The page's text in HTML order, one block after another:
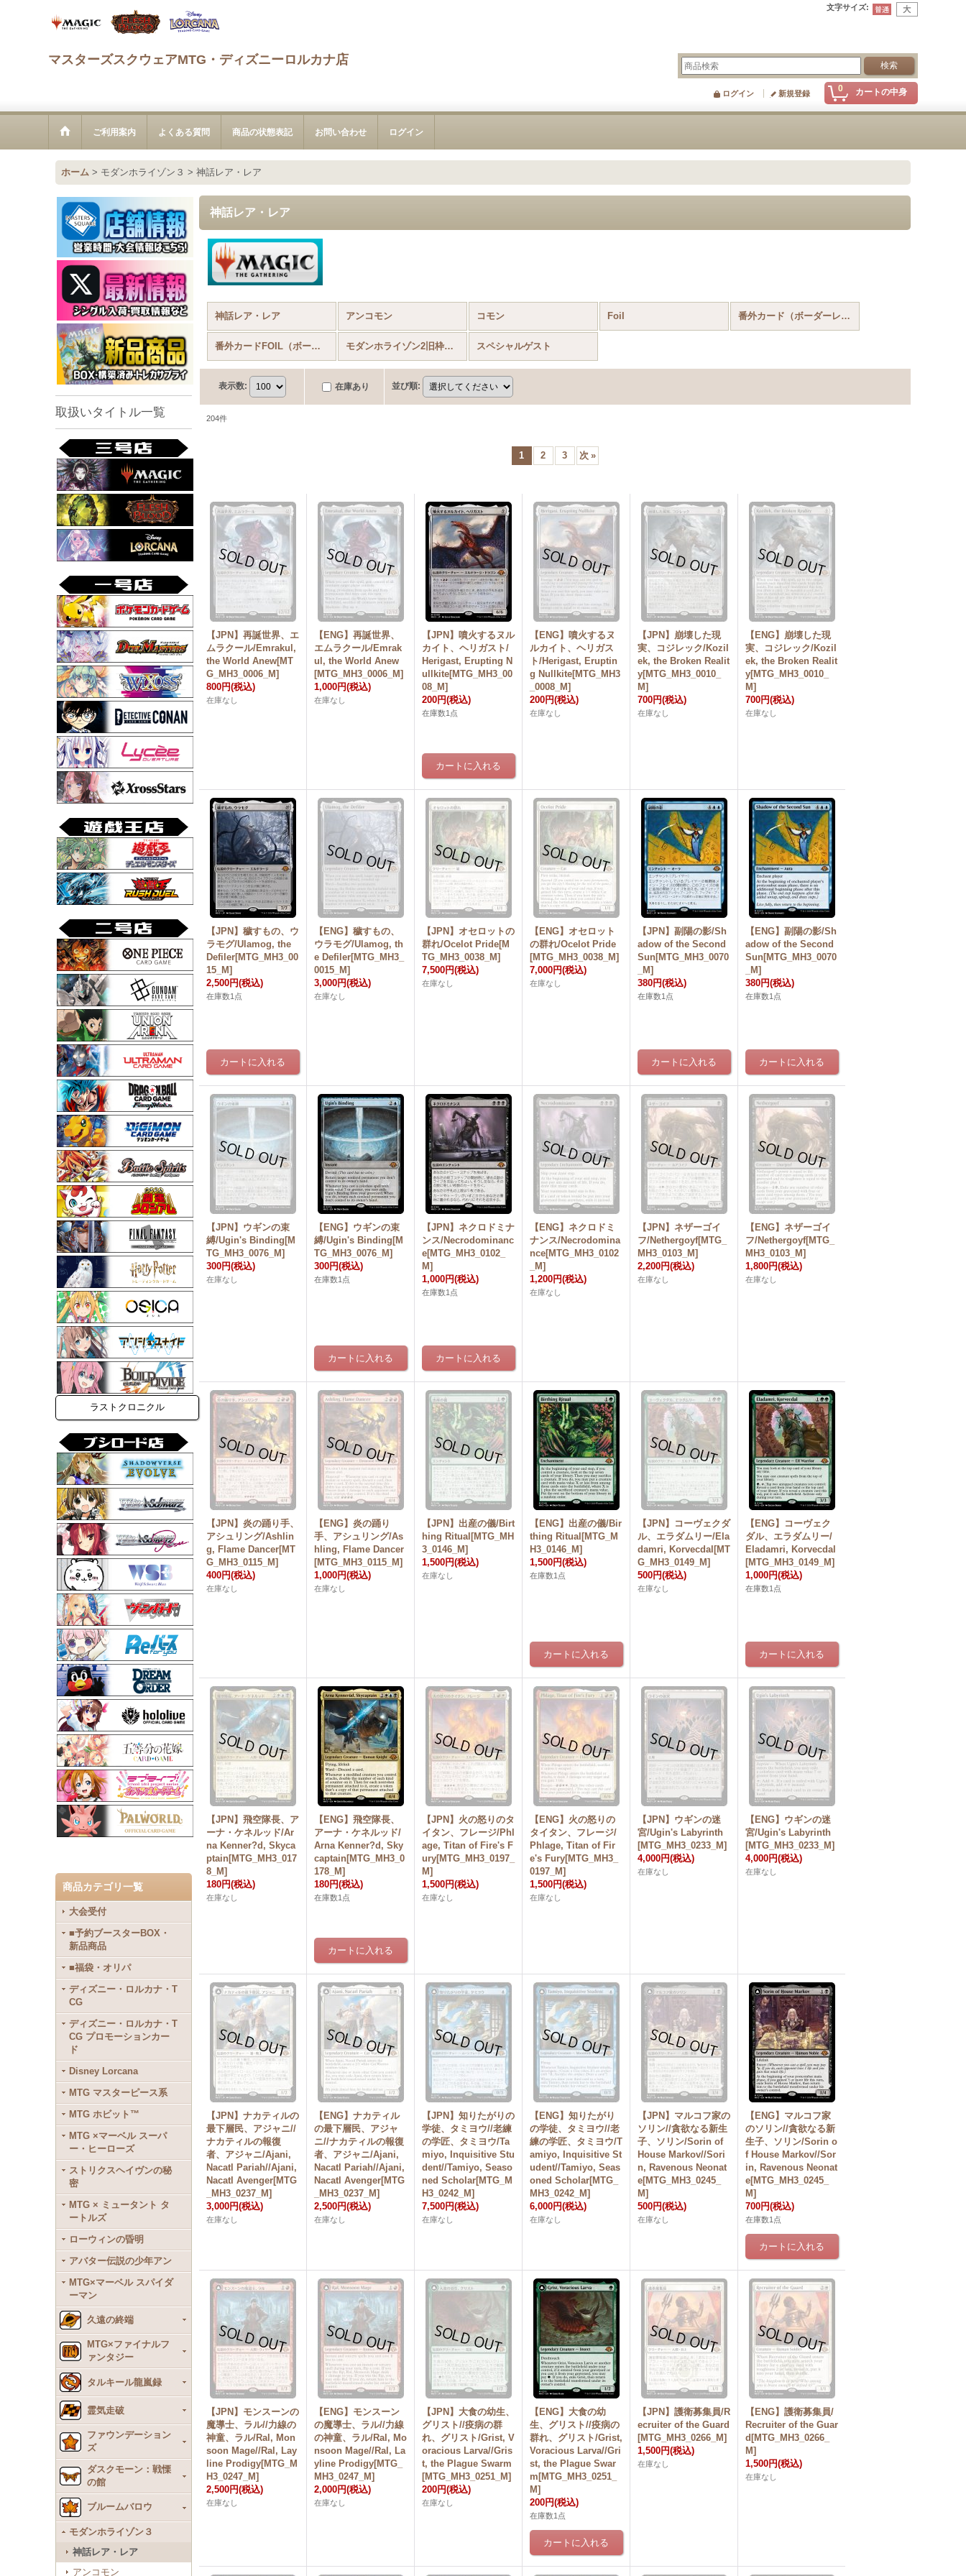
文字サイズ:
マスターズスクウェアMTG・ディズニーロルカナ店
0 カートの中身
ログイン 新規登録
ご利用案内 よくある質問 商品の状態表記 お問い合わせ ログイン
ホーム > モダンホライゾン３ > 神話レア・レア
取扱いタイトル一覧
ラストクロニクル
商品カテゴリ一覧
大会受付
■予約ブースターBOX・
新品商品
■福袋・オリパ
ディズニー・ロルカナ・T
CG
ディズニー・ロルカナ・T
CG プロモーションカー
ド
Disney Lorcana
MTG マスターピース系
MTG ホビット™
MTG ×マーベル スーパ
ー・ヒーローズ
ストリクスヘイヴンの秘
密
MTG × ミュータント タ
ートルズ
ローウィンの昏明
アバター伝説の少年アン
MTG×マーベル スパイダ
ーマン
久遠の終端
MTG×ファイナルフ
ァンタジー
タルキール龍嵐録
霊気走破
ファウンデーション
ズ
ダスクモーン：戦慄
の館
ブルームバロウ
モダンホライゾン３
神話レア・レア
アンコモン
神話レア・レア
神話レア・レア アンコモン コモン Foil 番外カード（ボーダーレス等）
番外カードFOIL（ボーダーレス等） モダンホライゾン2旧枠再録 スペシャルゲスト
表示数: 在庫あり 並び順:
204件
1 2 3 次 »
【JPN】再誕世界、エ
ムラクール/Emrakul,
the World Anew[MT
G_MH3_0006_M]
800円(税込)
在庫なし
【ENG】再誕世界、
エムラクール/Emrak
ul, the World Anew
[MTG_MH3_0006_M]
1,000円(税込)
在庫なし
【JPN】噴火するヌル
カイト、ヘリガスト/
Herigast, Erupting N
ullkite[MTG_MH3_00
08_M]
200円(税込)
在庫数1点
【ENG】噴火するヌ
ルカイト、ヘリガス
ト/Herigast, Eruptin
g Nullkite[MTG_MH3
_0008_M]
200円(税込)
在庫なし
【JPN】崩壊した現
実、コジレック/Kozil
ek, the Broken Realit
y[MTG_MH3_0010_
M]
700円(税込)
在庫なし
【ENG】崩壊した現
実、コジレック/Kozil
ek, the Broken Realit
y[MTG_MH3_0010_
M]
700円(税込)
在庫なし
【JPN】穢すもの、ウ
ラモグ/Ulamog, the
Defiler[MTG_MH3_00
15_M]
2,500円(税込)
在庫数1点
【ENG】穢すもの、
ウラモグ/Ulamog, th
e Defiler[MTG_MH3_
0015_M]
3,000円(税込)
在庫なし
【JPN】オセロットの
群れ/Ocelot Pride[M
TG_MH3_0038_M]
7,500円(税込)
在庫なし
【ENG】オセロット
の群れ/Ocelot Pride
[MTG_MH3_0038_M]
7,000円(税込)
在庫なし
【JPN】副陽の影/Sh
adow of the Second
Sun[MTG_MH3_0070
_M]
380円(税込)
在庫数1点
【ENG】副陽の影/Sh
adow of the Second
Sun[MTG_MH3_0070
_M]
380円(税込)
在庫数1点
【JPN】ウギンの束
縛/Ugin's Binding[M
TG_MH3_0076_M]
300円(税込)
在庫なし
【ENG】ウギンの束
縛/Ugin's Binding[M
TG_MH3_0076_M]
300円(税込)
在庫数1点
【JPN】ネクロドミナ
ンス/Necrodominanc
e[MTG_MH3_0102_
M]
1,000円(税込)
在庫数1点
【ENG】ネクロドミ
ナンス/Necrodomina
nce[MTG_MH3_0102
_M]
1,200円(税込)
在庫なし
【JPN】ネザーゴイ
フ/Nethergoyf[MTG_
MH3_0103_M]
2,200円(税込)
在庫なし
【ENG】ネザーゴイ
フ/Nethergoyf[MTG_
MH3_0103_M]
1,800円(税込)
在庫なし
【JPN】炎の踊り手、
アシュリング/Ashlin
g, Flame Dancer[MT
G_MH3_0115_M]
400円(税込)
在庫なし
【ENG】炎の踊り
手、アシュリング/As
hling, Flame Dancer
[MTG_MH3_0115_M]
1,000円(税込)
在庫なし
【JPN】出産の儀/Birt
hing Ritual[MTG_MH
3_0146_M]
1,500円(税込)
在庫なし
【ENG】出産の儀/Bir
thing Ritual[MTG_M
H3_0146_M]
1,500円(税込)
在庫数1点
【JPN】コーヴェクダ
ル、エラダムリー/Ela
damri, Korvecdal[MT
G_MH3_0149_M]
500円(税込)
在庫なし
【ENG】コーヴェク
ダル、エラダムリー/
Eladamri, Korvecdal
[MTG_MH3_0149_M]
1,000円(税込)
在庫数1点
【JPN】飛空隊長、ア
ーナ・ケネルッド/Ar
na Kenner?d, Skyca
ptain[MTG_MH3_017
8_M]
180円(税込)
在庫なし
【ENG】飛空隊長、
アーナ・ケネルッド/
Arna Kenner?d, Sky
captain[MTG_MH3_0
178_M]
180円(税込)
在庫数1点
【JPN】火の怒りのタ
イタン、フレージ/Phl
age, Titan of Fire's F
ury[MTG_MH3_0197_
M]
1,500円(税込)
在庫なし
【ENG】火の怒りの
タイタン、フレージ/
Phlage, Titan of Fir
e's Fury[MTG_MH3_
0197_M]
1,500円(税込)
在庫なし
【JPN】ウギンの迷
宮/Ugin's Labyrinth
[MTG_MH3_0233_M]
4,000円(税込)
在庫なし
【ENG】ウギンの迷
宮/Ugin's Labyrinth
[MTG_MH3_0233_M]
4,000円(税込)
在庫なし
【JPN】ナカティルの
最下層民、アジャニ//
ナカティルの報復
者、アジャニ/Ajani,
Nacatl Pariah//Ajani,
Nacatl Avenger[MTG
_MH3_0237_M]
3,000円(税込)
在庫なし
【ENG】ナカティル
の最下層民、アジャ
ニ//ナカティルの報復
者、アジャニ/Ajani,
Nacatl Pariah//Ajani,
Nacatl Avenger[MTG
_MH3_0237_M]
2,500円(税込)
在庫なし
【JPN】知りたがりの
学徒、タミヨウ//老練
の学匠、タミヨウ/Ta
miyo, Inquisitive Stu
dent//Tamiyo, Seaso
ned Scholar[MTG_M
H3_0242_M]
7,500円(税込)
在庫なし
【ENG】知りたがり
の学徒、タミヨウ//老
練の学匠、タミヨウ/T
amiyo, Inquisitive St
udent//Tamiyo, Seas
oned Scholar[MTG_
MH3_0242_M]
6,000円(税込)
在庫なし
【JPN】マルコフ家の
ソリン//貪欲なる新生
子、ソリン/Sorin of
House Markov//Sori
n, Ravenous Neonat
e[MTG_MH3_0245_
M]
500円(税込)
在庫なし
【ENG】マルコフ家
のソリン//貪欲なる新
生子、ソリン/Sorin o
f House Markov//Sor
in, Ravenous Neonat
e[MTG_MH3_0245_
M]
700円(税込)
在庫数1点
【JPN】モンスーンの
魔導士、ラル//力線の
神童、ラル/Ral, Mon
soon Mage//Ral, Lay
line Prodigy[MTG_M
H3_0247_M]
2,500円(税込)
在庫なし
【ENG】モンスーン
の魔導士、ラル//力線
の神童、ラル/Ral, Mo
nsoon Mage//Ral, La
yline Prodigy[MTG_
MH3_0247_M]
2,000円(税込)
在庫なし
【JPN】大食の幼生、
グリスト//疫病の群
れ、グリスト/Grist, V
oracious Larva//Gris
t, the Plague Swarm
[MTG_MH3_0251_M]
200円(税込)
在庫なし
【ENG】大食の幼
生、グリスト//疫病の
群れ、グリスト/Grist,
Voracious Larva//Gri
st, the Plague Swar
m[MTG_MH3_0251_
M]
200円(税込)
在庫数1点
【JPN】護衛募集員/R
ecruiter of the Guard
[MTG_MH3_0266_M]
1,500円(税込)
在庫なし
【ENG】護衛募集員/
Recruiter of the Guar
d[MTG_MH3_0266_
M]
1,500円(税込)
在庫なし